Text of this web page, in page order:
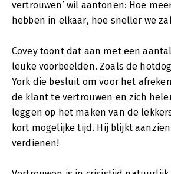
vertrouwen’ wil aantonen: Hoe
hebben in elkaar, hoe sneller we
Covey toont dat aan met een
leuke voorbeelden. Zoals de
York die besluit om voor het
de klant te vertrouwen en zich
leggen op het maken van de
kort mogelijke tijd. Hij blijkt
verdienen!